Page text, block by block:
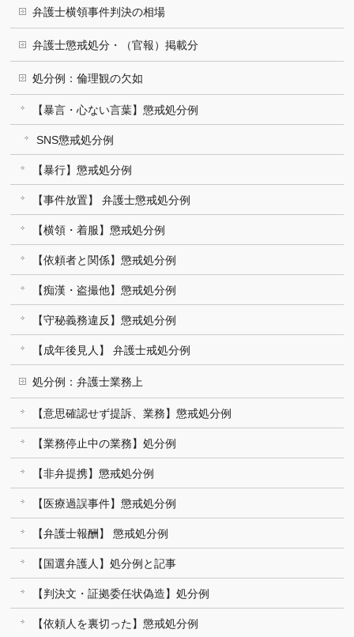
弁護士横領事件判決の相場
弁護士懲戒処分・（官報）掲載分
処分例：倫理観の欠如
【暴言・心ない言葉】懲戒処分例
SNS懲戒処分例
【暴行】懲戒処分例
【事件放置】 弁護士懲戒処分例
【横領・着服】懲戒処分例
【依頼者と関係】懲戒処分例
【痴漢・盗撮他】懲戒処分例
【守秘義務違反】懲戒処分例
【成年後見人】 弁護士戒処分例
処分例：弁護士業務上
【意思確認せず提訴、業務】懲戒処分例
【業務停止中の業務】処分例
【非弁提携】懲戒処分例
【医療過誤事件】懲戒処分例
【弁護士報酬】 懲戒処分例
【国選弁護人】処分例と記事
【判決文・証拠委任状偽造】処分例
【依頼人を裏切った】懲戒処分例